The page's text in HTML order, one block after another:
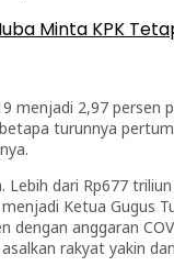
Minta KPK
2,97 persen
turunnya
dari Rp677
Ketua Gugus
anggaran
rakyat yakin dan